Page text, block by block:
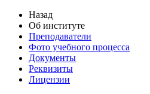
Назад
Об институте
Преподаватели
Фото учебного процесса
Документы
Реквизиты
Лицензии